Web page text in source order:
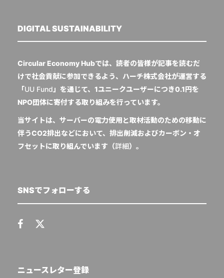
DIGITAL SUSTAINABILITY
Circular Economy Hubでは、読者の皆様が記事を読むだ
けで社会貢献に参加できるよう、ハーチ株式会社が運営する
「UU Fund 」を通じて、1ユニークユーザーにつき0.1円を
NPO団体に寄付する取り組みを行っています。
当サイトは、サーバーの電力使用と取材活動のための移動に
伴うCO2排出などにおいて、排出削減およびカーボン・オ
フセットに取り組んでいます（詳細）。
SNSでフォローする
ニュースレター登録